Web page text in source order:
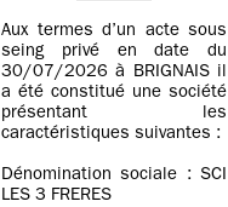
Aux termes d’un acte sous
seing privé en date du
30/07/2026 à BRIGNAIS il
a été constitué une société
présentant les
caractéristiques suivantes :
Dénomination sociale : SCI
LES 3 FRERES